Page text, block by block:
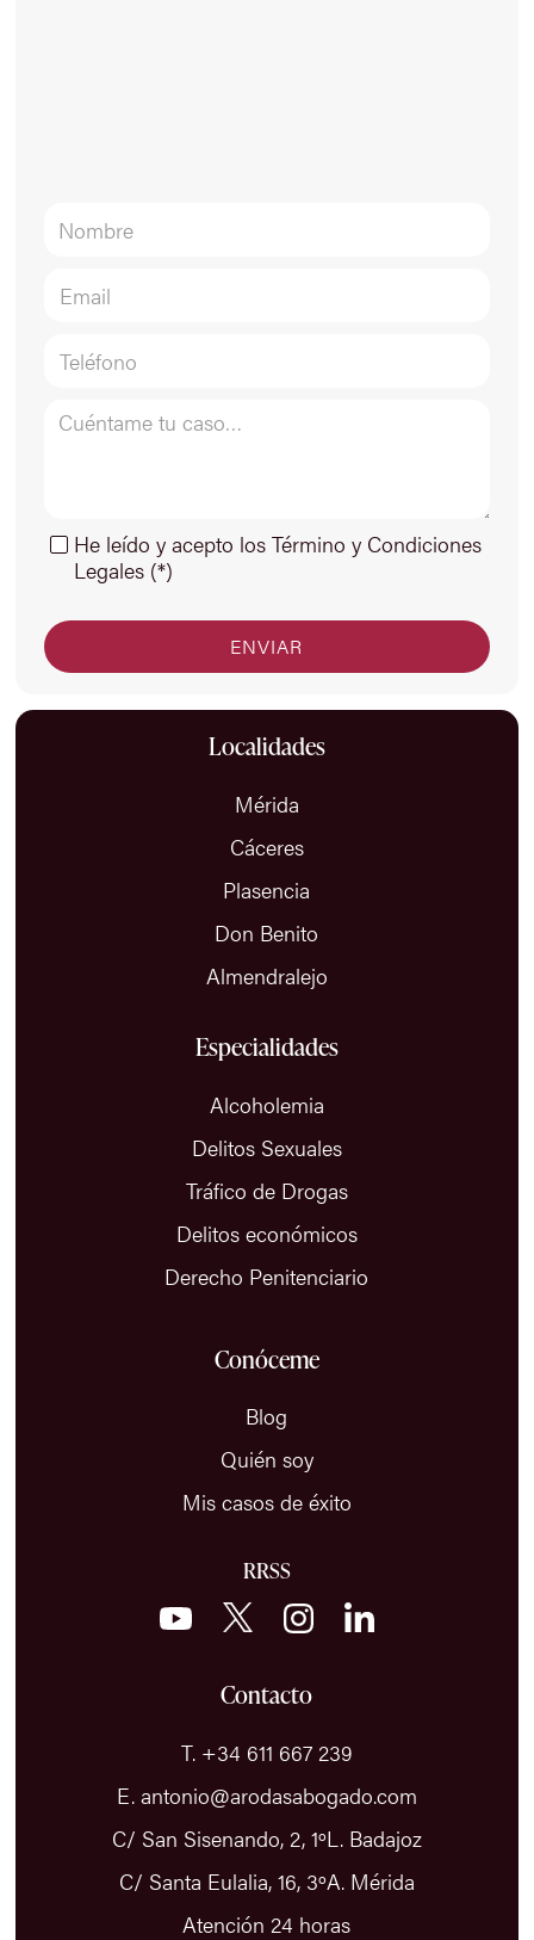
He leído y acepto los Término y Condiciones
Legales (*)
Localidades
Mérida
Cáceres
Plasencia
Don Benito
Almendralejo
Especialidades
Alcoholemia
Delitos Sexuales
Tráfico de Drogas
Delitos económicos
Derecho Penitenciario
Conóceme
Blog
Quién soy
Mis casos de éxito
RRSS
Contacto
T. +34 611 667 239
E. antonio@arodasabogado.com
C/ San Sisenando, 2, 1ºL. Badajoz
C/ Santa Eulalia, 16, 3ºA. Mérida
Atención 24 horas